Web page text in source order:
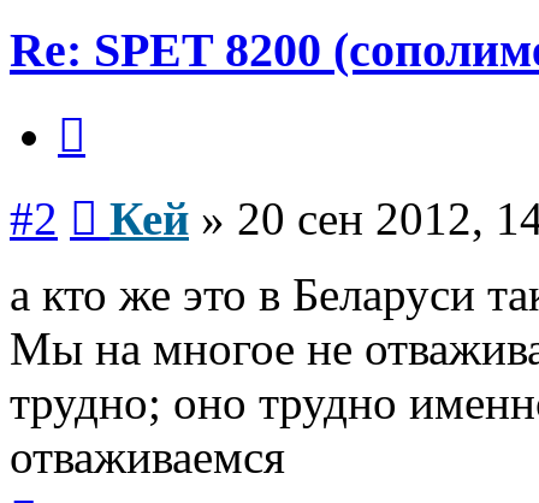
Re: SPET 8200
#2 Кей » 20 сен 2012,
а кто же это в Беларуси
Мы на многое не
трудно; оно трудно
отваживаемся